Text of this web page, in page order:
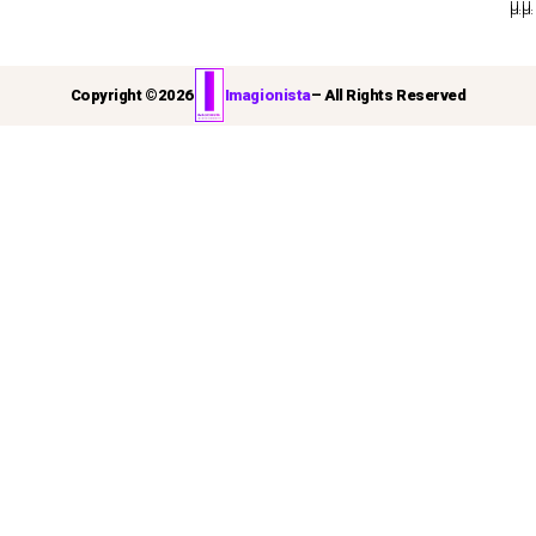
μ.μ.
μ.μ.
Copyright ©2026 Imagionista– All Rights Reserved